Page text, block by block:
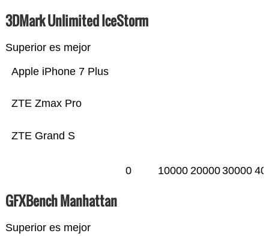
3DMark Unlimited IceStorm
Superior es mejor
ZTE Grand S
ZTE Zmax Pro
Apple iPhone 7 Plus
0 10000 2000030000
GFXBench Manhattan
Superior es mejor